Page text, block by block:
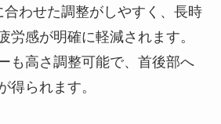
わせた調整がしやすく、長時
労感が明確に軽減されます。
も高さ調整可能で、首後部へ
得られます。